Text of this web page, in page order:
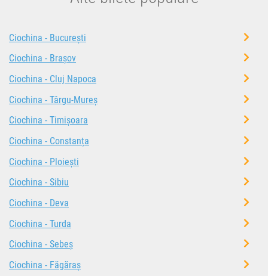
Ciochina - București
Ciochina - Brașov
Ciochina - Cluj Napoca
Ciochina - Târgu-Mureș
Ciochina - Timișoara
Ciochina - Constanța
Ciochina - Ploiești
Ciochina - Sibiu
Ciochina - Deva
Ciochina - Turda
Ciochina - Sebeș
Ciochina - Făgăraș